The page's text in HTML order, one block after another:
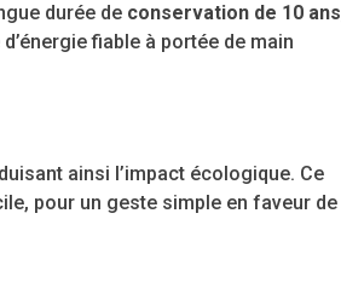
durée de conservation de 10 ans
fiable à portée de main
ainsi l’impact écologique. Ce
pour un geste simple en faveur de